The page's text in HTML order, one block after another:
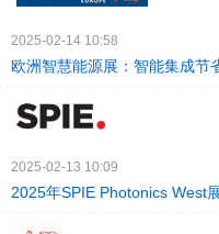
2025-02-14 10:58
欧洲智慧能源展：智能集成节
2025-02-13 10:09
2025年SPIE Photonics West